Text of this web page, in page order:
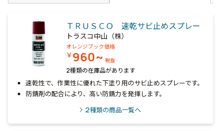
ＴＲＵＳＣＯ 速乾サビ止めスプレー
トラスコ中山（株）
オレンジブック価格
￥960~ 税抜
2種類の在庫品があります
速乾性で、作業性に優れた下塗り用のサビ止めスプレーです。
防錆剤の配合により、高い防錆力を発揮します。
2種類の商品一覧へ